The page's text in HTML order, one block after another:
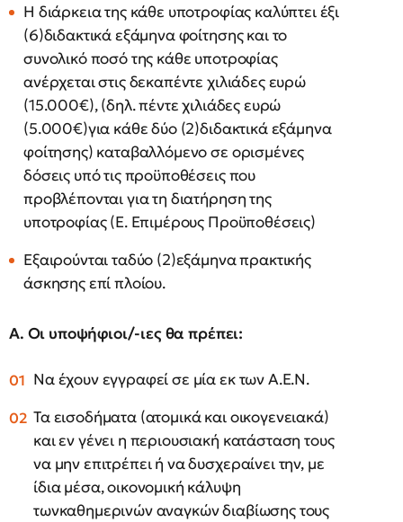
Η διάρκεια της κάθε υποτροφίας καλύπτει έξι
(6)διδακτικά εξάμηνα φοίτησης και το
συνολικό ποσό της κάθε υποτροφίας
ανέρχεται στις δεκαπέντε χιλιάδες ευρώ
(15.000€), (δηλ. πέντε χιλιάδες ευρώ
(5.000€)για κάθε δύο (2)διδακτικά εξάμηνα
φοίτησης) καταβαλλόμενο σε ορισμένες
δόσεις υπό τις προϋποθέσεις που
προβλέπονται για τη διατήρηση της
υποτροφίας (Ε. Επιμέρους Προϋποθέσεις)
Εξαιρούνται ταδύο (2)εξάμηνα πρακτικής
άσκησης επί πλοίου.
Α. Οι υποψήφιοι/-ιες θα πρέπει:
Να έχουν εγγραφεί σε μία εκ των Α.Ε.Ν.
Τα εισοδήματα (ατομικά και οικογενειακά)
και εν γένει η περιουσιακή κατάσταση τους
να μην επιτρέπει ή να δυσχεραίνει την, με
ίδια μέσα, οικονομική κάλυψη
τωνκαθημερινών αναγκών διαβίωσης τους